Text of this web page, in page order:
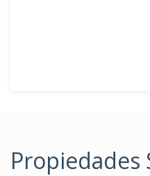
Propiedades